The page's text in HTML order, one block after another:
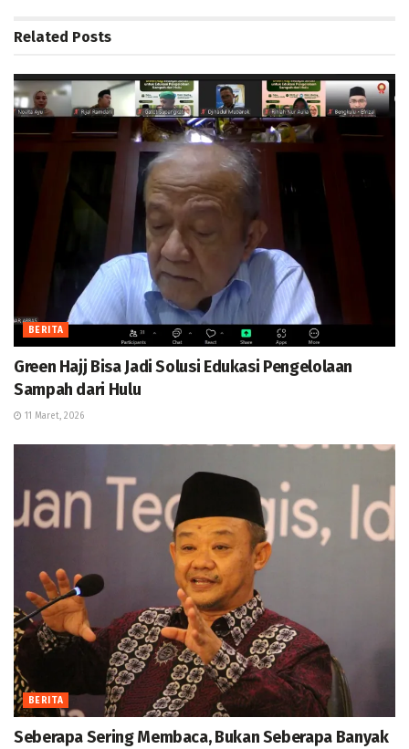
Related Posts
BERITA
Green Hajj Bisa Jadi Solusi Edukasi Pengelolaan
Sampah dari Hulu
11 Maret, 2026
BERITA
Seberapa Sering Membaca, Bukan Seberapa Banyak